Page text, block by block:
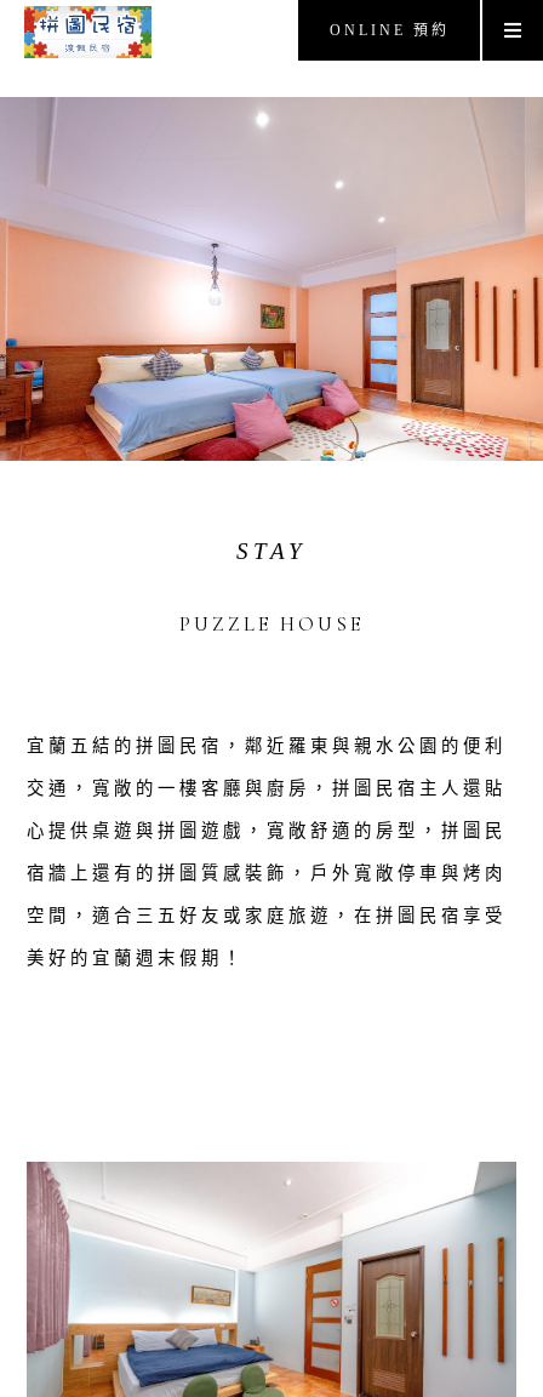
ONLINE 預約
STAY
PUZZLE HOUSE
宜蘭五結的拼圖民宿，鄰近羅東與親水公園的便利
交通，寬敞的一樓客廳與廚房，拼圖民宿主人還貼
心提供桌遊與拼圖遊戲，寬敞舒適的房型，拼圖民
宿牆上還有的拼圖質感裝飾，戶外寬敞停車與烤肉
空間，適合三五好友或家庭旅遊，在拼圖民宿享受
美好的宜蘭週末假期！